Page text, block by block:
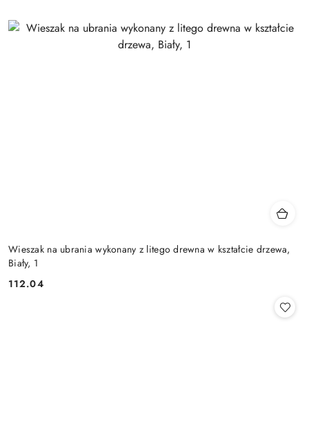
Wieszak na ubrania wykonany z litego drewna w kształcie drzewa,
Biały, 1
Cena:
112.04